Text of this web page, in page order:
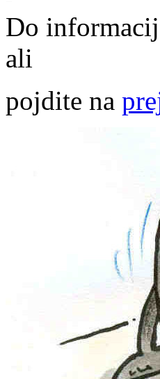
Do
ali
pojdite na